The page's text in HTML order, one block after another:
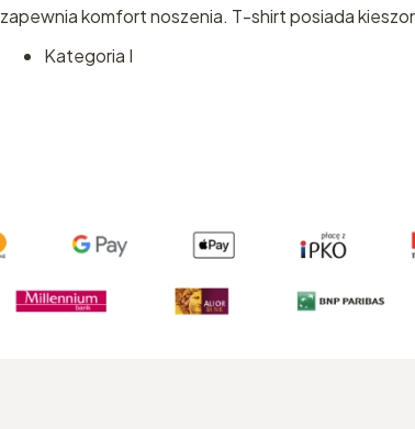
zapewnia komfort noszenia. T-shirt posiada
Kategoria I